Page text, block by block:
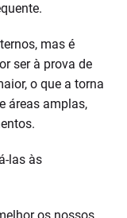
mas é
ser à prova de
o que a torna
áreas amplas,
las às